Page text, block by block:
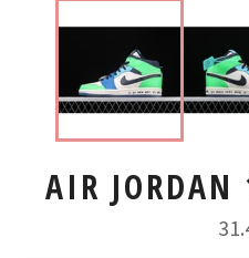
AIR JORDAN
ár